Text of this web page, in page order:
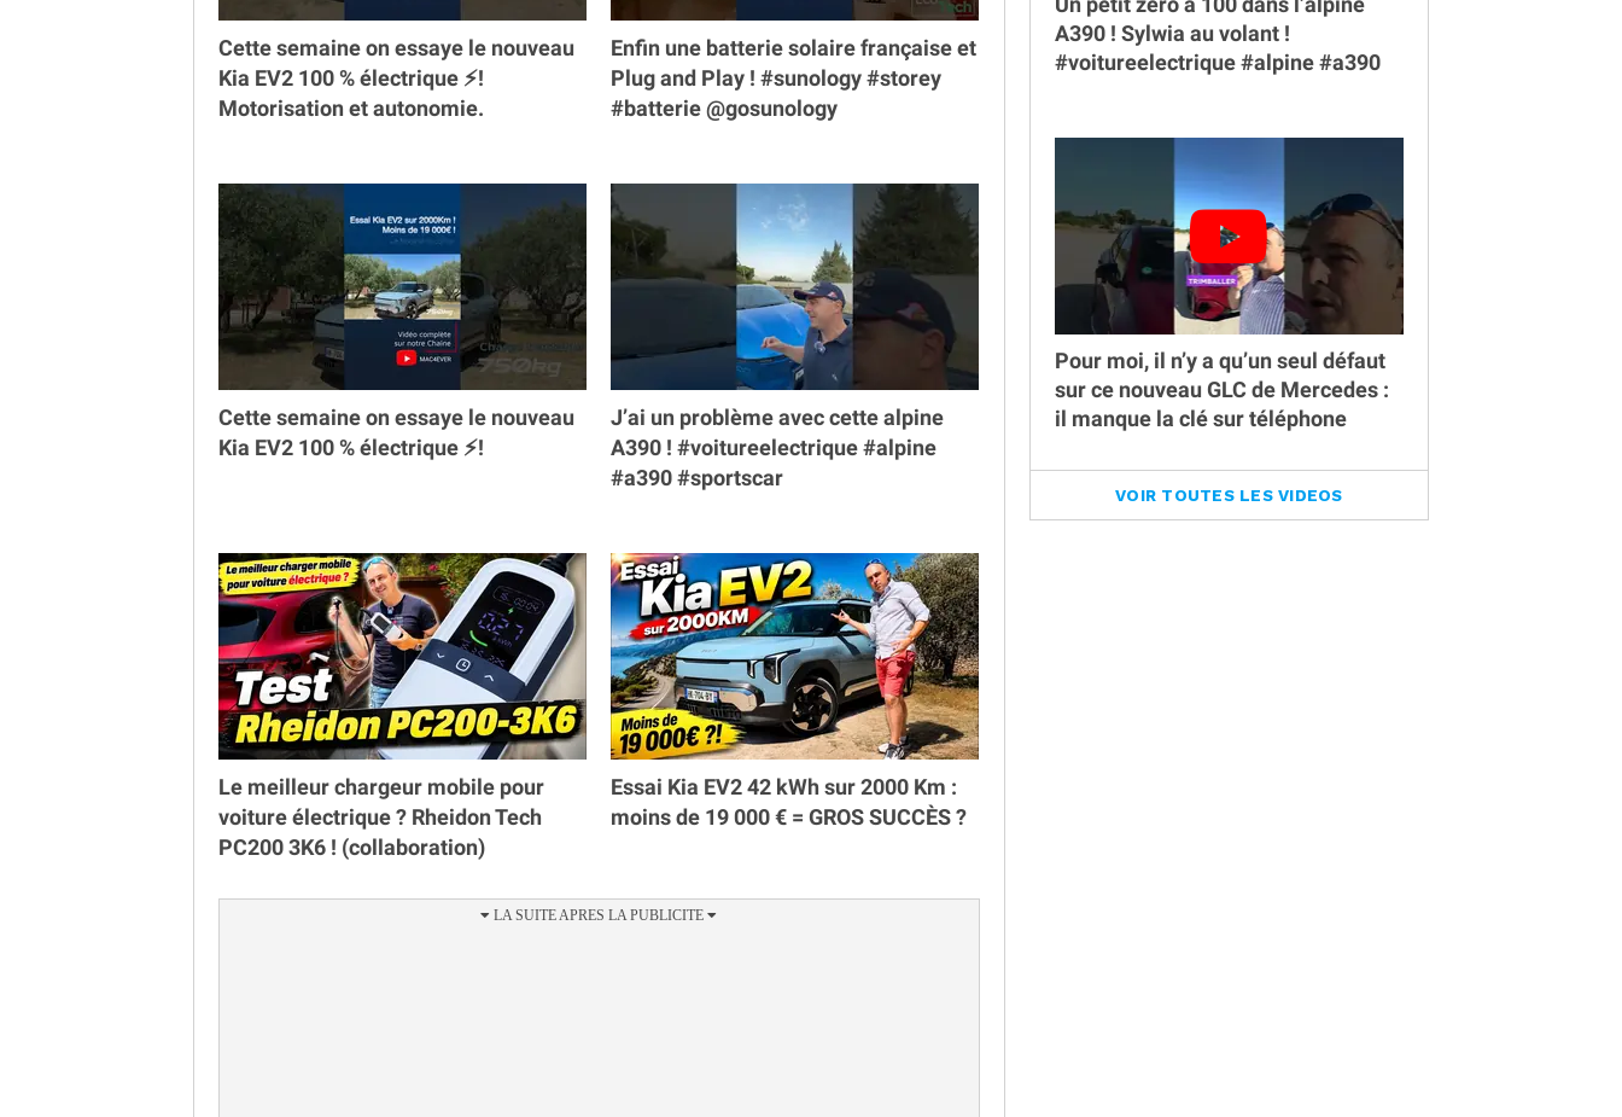
Cette semaine on essaye le nouveau
Kia EV2 100 % électrique ⚡️!
Motorisation et autonomie.
Enfin une batterie solaire française et
Plug and Play ! #sunology #storey
#batterie @gosunology
Cette semaine on essaye le nouveau
Kia EV2 100 % électrique ⚡️!
J’ai un problème avec cette alpine
A390 ! #voitureelectrique #alpine
#a390 #sportscar
Le meilleur chargeur mobile pour
voiture électrique ? Rheidon Tech
PC200 3K6 ! (collaboration)
Essai Kia EV2 42 kWh sur 2000 Km :
moins de 19 000 € = GROS SUCCÈS ?
A390 ￼! Sylwia au volant !
#voitureelectrique #alpine #a390
Pour moi, il n’y a qu’un seul défaut
sur ce nouveau GLC de Mercedes :
il manque la clé sur téléphone
VOIR TOUTES LES VIDEOS